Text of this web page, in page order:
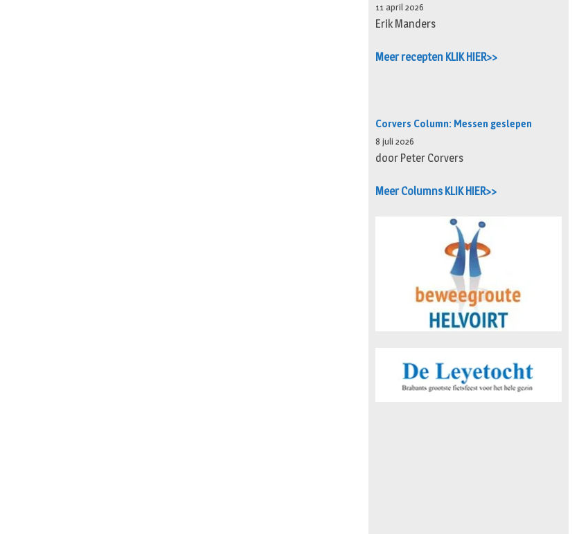
11 april 2026
Erik Manders
Meer recepten KLIK HIER>>
Corvers Column: Messen geslepen
8 juli 2026
door Peter Corvers
Meer Columns KLIK HIER>>